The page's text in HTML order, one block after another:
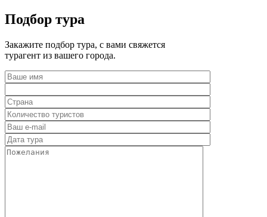
Подбор тура
Закажите подбор тура, с вами свяжется
турагент из вашего города.